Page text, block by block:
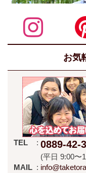
お気
TEL 0889-42-
(平日 9:00〜
MAIL